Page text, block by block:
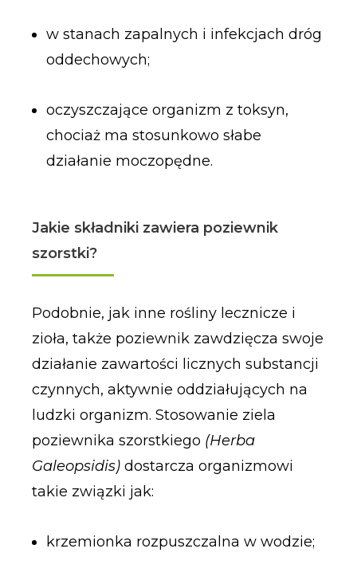
w stanach zapalnych i infekcjach dróg
oddechowych;
oczyszczające organizm z toksyn,
chociaż ma stosunkowo słabe
działanie moczopędne.
Jakie składniki zawiera poziewnik
szorstki?
Podobnie, jak inne rośliny lecznicze i
zioła, także poziewnik zawdzięcza swoje
działanie zawartości licznych substancji
czynnych, aktywnie oddziałujących na
ludzki organizm. Stosowanie ziela
poziewnika szorstkiego (Herba
Galeopsidis)dostarcza organizmowi
takie związki jak:
krzemionka rozpuszczalna w wodzie;